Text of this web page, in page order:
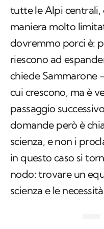
tutte le Alpi centrali,
maniera molto
dovremmo porci è:
riescono ad
chiede Sammarone
cui crescono, ma è
passaggio
domande però è
scienza, e non i
in questo caso si
nodo: trovare un
scienza e le